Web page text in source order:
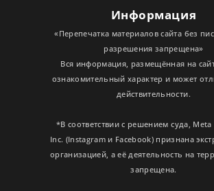
Информация
«Перепечатка материалов сайта без
разрешения запрещена»
Вся информация, размещённая на
ознакомительный характер и может
действительности.
*В соответствии с решением суда,
Inc. (Instagram и Facebook) признана
организацией, а её деятельность на
запрещена.